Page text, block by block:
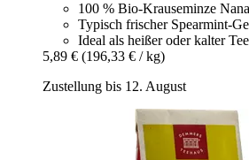
100 % Bio-Krauseminze Nana
Typisch frischer Spearmint-
Ideal als heißer oder kalter Tee
5,89 € (196,33 € / kg)
Zustellung bis 12. August